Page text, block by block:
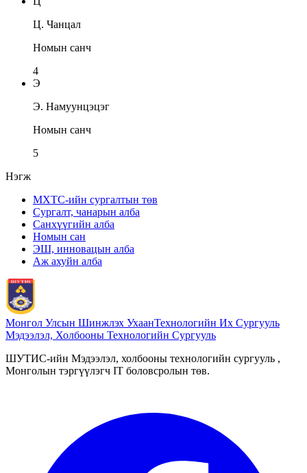
Ц. Чанцал
Номын санч
4
Э
Э. Намуунцэцэг
Номын санч
5
Нэгж
МХТС-ийн сургалтын төв
Сургалт, чанарын алба
Санхүүгийн алба
Номын сан
ЭШ, инновацын алба
Аж ахуйн алба
Монгол Улсын Шинжлэх УхаанТехнологийн Их Сургууль
Мэдээлэл, Холбооны Технологийн Сургууль
ШУТИС-ийн Мэдээлэл, холбооны технологийн сургууль ,
Монголын тэргүүлэгч IT боловсролын төв.